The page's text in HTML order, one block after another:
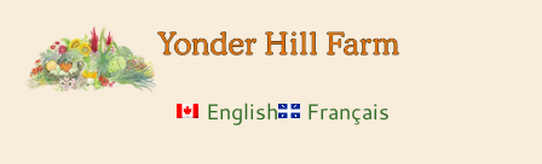
English Français